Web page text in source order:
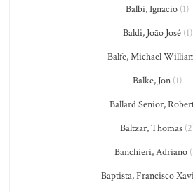
Balbi, Ignacio (1)
Baldi, João José(1)
Balfe, Michael
Balke, Jon (1)
Ballard Senior,
Baltzar, Thomas
Banchieri, Adriano
Baptista, Francisco